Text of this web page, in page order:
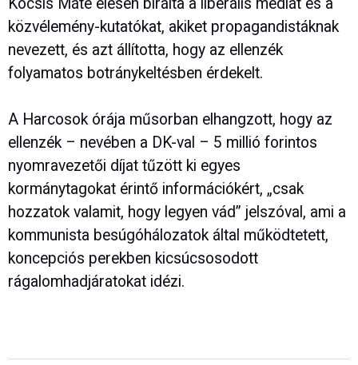
közvélemény-kutatókat, akiket propagandistáknak
nevezett, és azt állította, hogy az ellenzék
folyamatos botránykeltésben érdekelt.
A Harcosok órája műsorban elhangzott, hogy az
ellenzék – nevében a DK-val – 5 millió forintos
nyomravezetői díjat tűzött ki egyes
kormánytagokat érintő információkért, „csak
hozzatok valamit, hogy legyen vád” jelszóval, ami a
kommunista besúgóhálozatok által működtetett,
koncepciós perekben kicsúcsosodott
rágalomhadjáratokat idézi.